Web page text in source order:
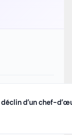
d’un chef-